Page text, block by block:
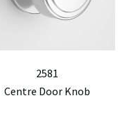
2581
Centre Door Knob